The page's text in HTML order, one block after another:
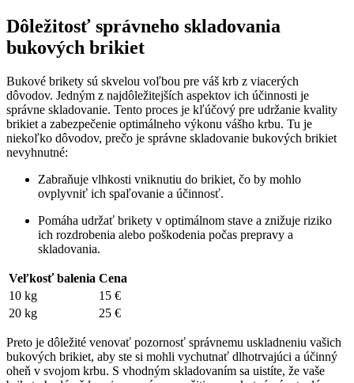
Dôležitosť správneho skladovania
‌bukových brikiet
Bukové‍ brikety ‍sú skvelou​ voľbou⁢ pre váš krb z viacerých
dôvodov.​ Jedným z najdôležitejších aspektov ich účinnosti je
správne skladovanie. Tento proces je ⁣kľúčový pre‌ udržanie kvality
⁢brikiet a⁣ zabezpečenie optimálneho výkonu ⁣vášho krbu. Tu ‍je
niekoľko dôvodov, prečo ⁤je⁢ správne ⁤skladovanie bukových brikiet
nevyhnutné:
Zabraňuje ⁤vlhkosti vniknutiu do brikiet, čo by mohlo
ovplyvniť ich spaľovanie‍ a ​účinnosť.
Pomáha udržať⁣ brikety v optimálnom stave a znižuje riziko
ich rozdrobenia ⁢alebo poškodenia počas prepravy ​a
skladovania.
Veľkosť balenia Cena
10 kg
15⁢ €
20 kg
25 ⁣€
Preto je dôležité venovať pozornosť správnemu uskladneniu⁢ vašich‌
bukových brikiet,⁣ aby ‍ste si mohli​ vychutnať dlhotrvajúci‍ a účinný
oheň v svojom krbu. ‍S⁣ vhodným skladovaním sa uistíte,​ že vaše